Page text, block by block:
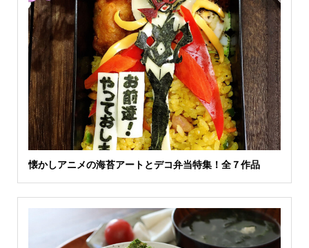
懐かしアニメの海苔アートとデコ弁当特集！全７作品